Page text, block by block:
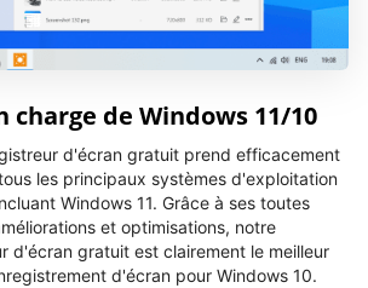
charge de Windows 11/10
d'écran gratuit prend efficacement
les principaux systèmes d'exploitation
Windows 11. Grâce à ses toutes
et optimisations, notre
d'écran gratuit est clairement le meilleur
d'écran pour Windows 10.